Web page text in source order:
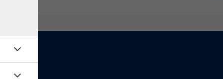
Kontakt